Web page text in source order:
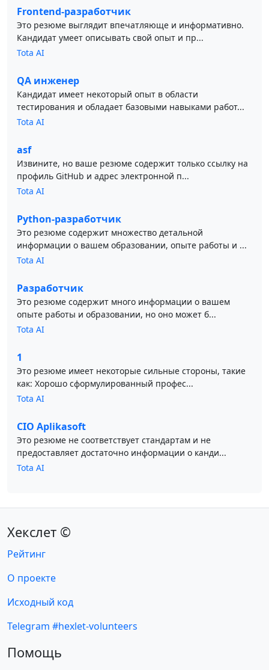
Frontend-разработчик
Это резюме выглядит впечатляюще и информативно.
Кандидат умеет описывать свой опыт и пр...
Tota AI
QA инженер
Кандидат имеет некоторый опыт в области
тестирования и обладает базовыми навыками работ...
Tota AI
asf
Извините, но ваше резюме содержит только ссылку на
профиль GitHub и адрес электронной п...
Tota AI
Python-разработчик
Это резюме содержит множество детальной
информации о вашем образовании, опыте работы и ...
Tota AI
Разработчик
Это резюме содержит много информации о вашем
опыте работы и образовании, но оно может б...
Tota AI
1
Это резюме имеет некоторые сильные стороны, такие
как: Хорошо сформулированный профес...
Tota AI
CIO Aplikasoft
Это резюме не соответствует стандартам и не
предоставляет достаточно информации о канди...
Tota AI
Хекслет ©
Рейтинг
О проекте
Исходный код
Telegram #hexlet-volunteers
Помощь